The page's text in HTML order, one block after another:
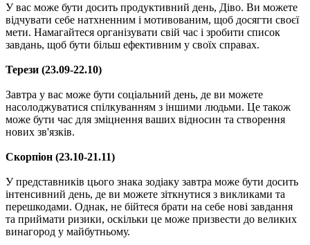
У вас може бути досить продуктивний день, Діво. Ви можете
відчувати себе натхненним і мотивованим, щоб досягти своєї
мети. Намагайтеся організувати свій час і зробити список
завдань, щоб бути більш ефективним у своїх справах.
Терези (23.09-22.10)
Завтра у вас може бути соціальний день, де ви можете
насолоджуватися спілкуванням з іншими людьми. Це також
може бути час для зміцнення ваших відносин та створення
нових зв'язків.
Скорпіон (23.10-21.11)
У представників цього знака зодіаку завтра може бути досить
інтенсивний день, де ви можете зіткнутися з викликами та
перешкодами. Однак, не бійтеся брати на себе нові завдання
та приймати ризики, оскільки це може призвести до великих
винагород у майбутньому.